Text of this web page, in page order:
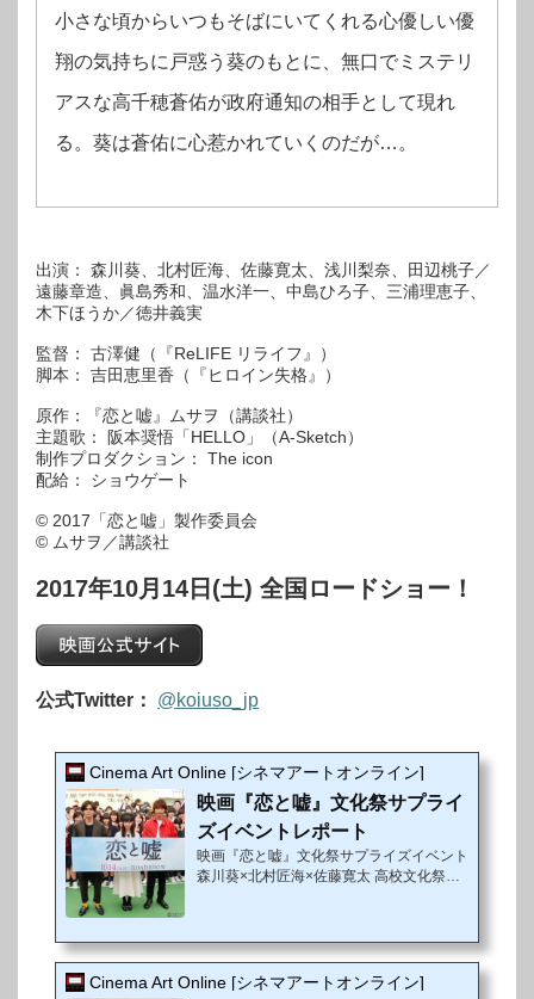
小さな頃からいつもそばにいてくれる心優しい優
翔の気持ちに戸惑う葵のもとに、無口でミステリ
アスな高千穂蒼佑が政府通知の相手として現れ
る。葵は蒼佑に心惹かれていくのだが…。
出演： 森川葵、北村匠海、佐藤寛太、浅川梨奈、田辺桃子／
遠藤章造、眞島秀和、温水洋一、中島ひろ子、三浦理恵子、
木下ほうか／徳井義実
監督： 古澤健（『ReLIFE リライフ』）
脚本： 吉田恵里香（『ヒロイン失格』）
原作：『恋と嘘』ムサヲ（講談社）
主題歌： 阪本奨悟「HELLO」（A-Sketch）
制作プロダクション： The icon
配給： ショウゲート
© 2017「恋と嘘」製作委員会
© ムサヲ／講談社
2017年10月14日(土) 全国ロードショー！
公式Twitter： @koiuso_jp
Cinema Art Online [シネマアートオンライン]
映画『恋と嘘』文化祭サプライ
ズイベントレポート
映画『恋と嘘』文化祭サプライズイベント
森川葵×北村匠海×佐藤寛太 高校文化祭へ
た途端に人気 No.1 大ヒットを記録し、2
年半にわたりその地位を不動のものとして
Cinema Art Online [シネマアートオンライン]